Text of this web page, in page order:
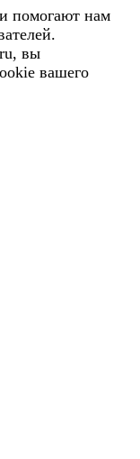
помогают нам
вы
вашего